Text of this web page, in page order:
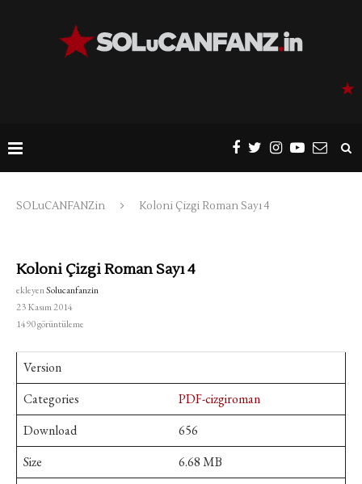
SOLuCANFANZin Koloni Çizgi Roman Sayı 4
Koloni Çizgi Roman Sayı 4
ekleyenSolucanfanzin
23 Kasım 2014
1490görüntüleme
Version
Categories
PDF-cizgiroman
Download
656
Size
6.68 MB